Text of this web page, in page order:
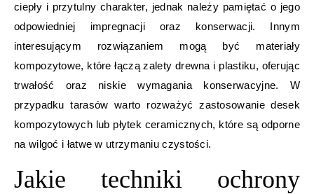
ciepły i przytulny charakter, jednak należy pamiętać o jego
odpowiedniej impregnacji oraz konserwacji. Innym
interesującym rozwiązaniem mogą być materiały
kompozytowe, które łączą zalety drewna i plastiku, oferując
trwałość oraz niskie wymagania konserwacyjne. W
przypadku tarasów warto rozważyć zastosowanie desek
kompozytowych lub płytek ceramicznych, które są odporne
na wilgoć i łatwe w utrzymaniu czystości.
Jakie techniki ochrony